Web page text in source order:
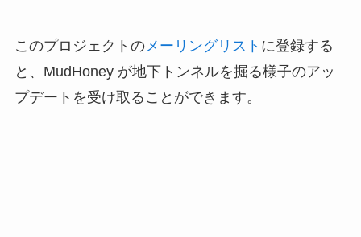
このプロジェクトのメーリングリスト に登録する
と、MudHoney が地下トンネルを掘る様子のアッ
プデートを受け取ることができます。